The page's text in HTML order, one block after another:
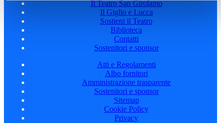
Il Teatro San Girolamo
Il Giglio e Lucca
Sostieni il Teatro
Biblioteca
Contatti
Sostenitori e sponsor
Atti e Regolamenti
Albo fornitori
Amministrazione trasparente
Sostenitori e sponsor
Sitemap
Cookie Policy
Privacy